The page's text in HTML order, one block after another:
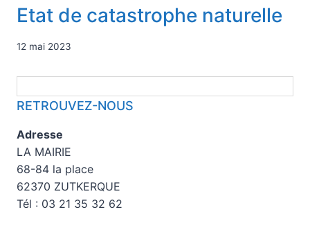
Etat de catastrophe naturelle
12 mai 2023
RETROUVEZ-NOUS
Adresse
LA MAIRIE
68-84 la place
62370 ZUTKERQUE
Tél : 03 21 35 32 62